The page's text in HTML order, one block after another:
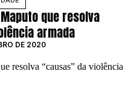
SOBRE NÓS
PUBLICIDADE
MARCAS
que resolva
armada
DE 2020